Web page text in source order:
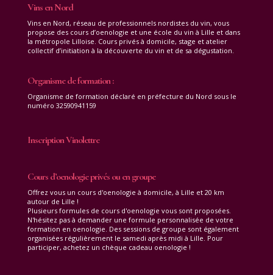
Vins en Nord
Vins en Nord, réseau de professionnels nordistes du vin, vous
propose des cours d’oenologie et une école du vin à Lille et dans
la métropole Lilloise. Cours privés à domicile, stage et atelier
collectif d’initiation à la découverte du vin et de sa dégustation.
Organisme de formation :
Organisme de formation déclaré en préfecture du Nord sous le
numéro 32590941159
Inscription Vinolettre
Cours d’oenologie privés ou en groupe
Offrez vous un cours d'oenologie à domicile, à Lille et 20 km
autour de Lille !
Plusieurs formules de cours d'oenologie vous sont proposées.
N'hésitez pas à demander une formule personnalisée de votre
formation en oenologie. Des sessions de groupe sont également
organisées régulièrement le samedi après midi à Lille. Pour
participer, achetez un chèque cadeau oenologie !